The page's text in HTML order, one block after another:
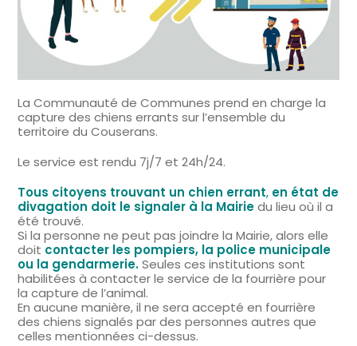
La Communauté de Communes prend en charge la
capture des chiens errants sur l’ensemble du
territoire du Couserans.
Le service est rendu 7j/7 et 24h/24.
Tous citoyens trouvant un chien errant, en état de
divagation doit le signaler à la Mairiedu lieu où il a
été trouvé.
Si la personne ne peut pas joindre la Mairie, alors elle
doit contacter les pompiers, la police municipale
ou la gendarmerie. Seules ces institutions sont
habilitées à contacter le service de la fourrière pour
la capture de l’animal.
En aucune manière, il ne sera accepté en fourrière
des chiens signalés par des personnes autres que
celles mentionnées ci-dessus.